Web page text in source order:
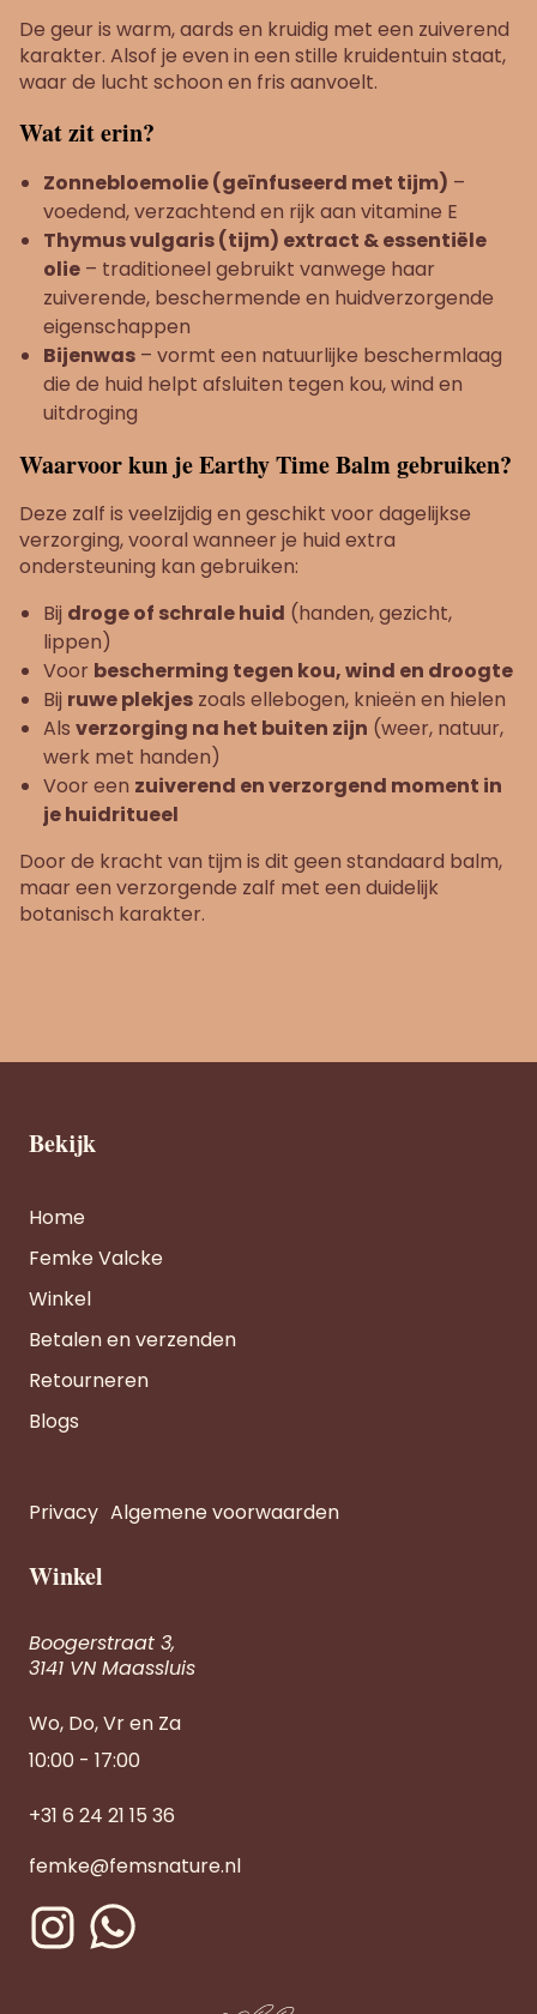
De geur is warm, aards en kruidig met een zuiverend
karakter. Alsof je even in een stille kruidentuin staat,
waar de lucht schoon en fris aanvoelt.
Wat zit erin?
Zonnebloemolie (geïnfuseerd met tijm) –
voedend, verzachtend en rijk aan vitamine E
Thymus vulgaris (tijm) extract & essentiële
olie – traditioneel gebruikt vanwege haar
zuiverende, beschermende en huidverzorgende
eigenschappen
Bijenwas – vormt een natuurlijke beschermlaag
die de huid helpt afsluiten tegen kou, wind en
uitdroging
Waarvoor kun je Earthy Time Balm gebruiken?
Deze zalf is veelzijdig en geschikt voor dagelijkse
verzorging, vooral wanneer je huid extra
ondersteuning kan gebruiken:
Bij droge of schrale huid (handen, gezicht,
lippen)
Voor bescherming tegen kou, wind en droogte
Bij ruwe plekjes zoals ellebogen, knieën en hielen
Als verzorging na het buiten zijn (weer, natuur,
werk met handen)
Voor een zuiverend en verzorgend moment in
je huidritueel
Door de kracht van tijm is dit geen standaard balm,
maar een verzorgende zalf met een duidelijk
botanisch karakter.
Bekijk
Home
Femke Valcke
Winkel
Betalen en verzenden
Retourneren
Blogs
Privacy Algemene voorwaarden
Winkel
Boogerstraat 3,
3141 VN Maassluis
Wo, Do, Vr en Za
10:00 - 17:00
+31 6 24 21 15 36
femke@femsnature.nl